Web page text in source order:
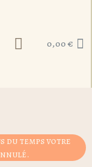
0,00€
du temps votre